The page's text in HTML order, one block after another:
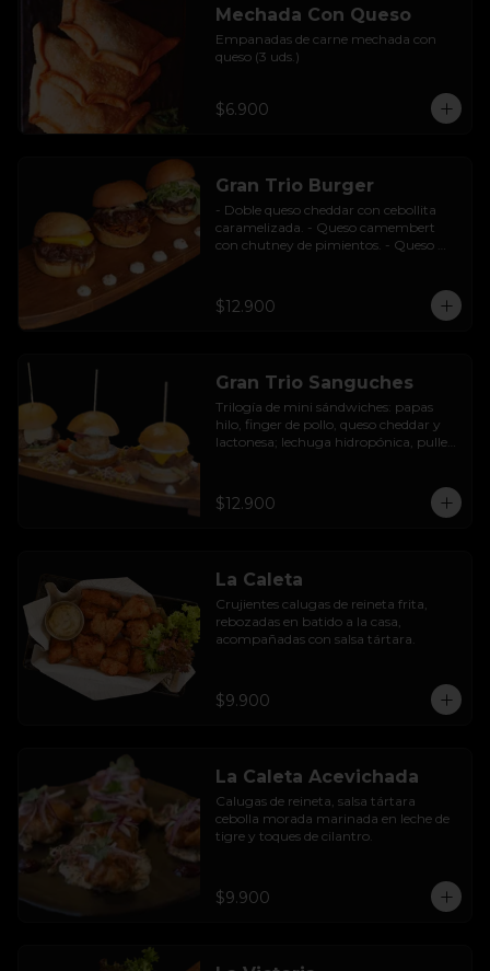
Mechada Con Queso
Empanadas de carne mechada con
queso (3 uds.)
$6.900
Gran Trio Burger
- Doble queso cheddar con cebollita
caramelizada. - Queso camembert
con chutney de pimientos. - Queso
$12.900
Gran Trio Sanguches
Trilogía de mini sándwiches: papas
hilo, finger de pollo, queso cheddar y
lactonesa; lechuga hidropónica, pulled
salsa tártara, cebolla encurtida,
mayonesa y palta.
$12.900
La Caleta
Crujientes calugas de reineta frita,
rebozadas en batido a la casa,
acompañadas con salsa tártara.
$9.900
La Caleta Acevichada
Calugas de reineta, salsa tártara
cebolla morada marinada en leche de
tigre y toques de cilantro.
$9.900